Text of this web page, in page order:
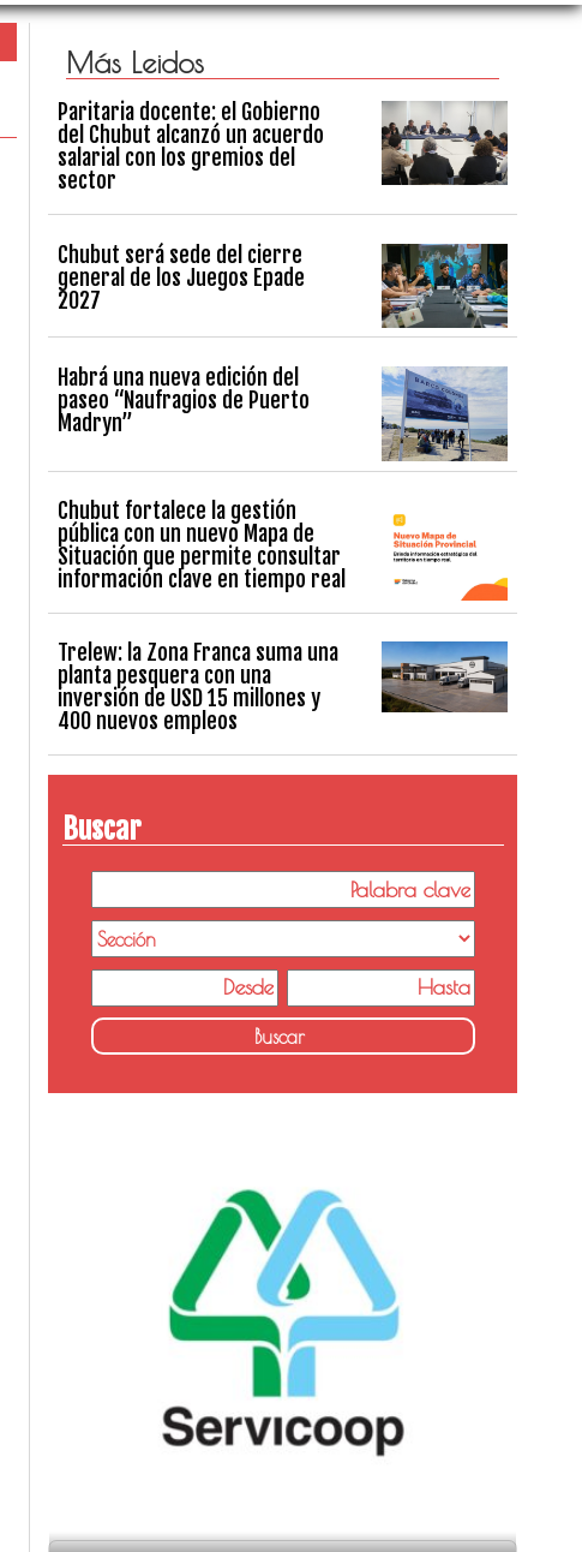
Más Leidos
Paritaria docente: el Gobierno
del Chubut alcanzó un acuerdo
salarial con los gremios del
sector
Chubut será sede del cierre
general de los Juegos Epade
2027
Habrá una nueva edición del
paseo “Naufragios de Puerto
Madryn”
Chubut fortalece la gestión
pública con un nuevo Mapa de
Situación que permite consultar
información clave en tiempo real
Trelew: la Zona Franca suma una
planta pesquera con una
inversión de USD 15 millones y
400 nuevos empleos
Buscar